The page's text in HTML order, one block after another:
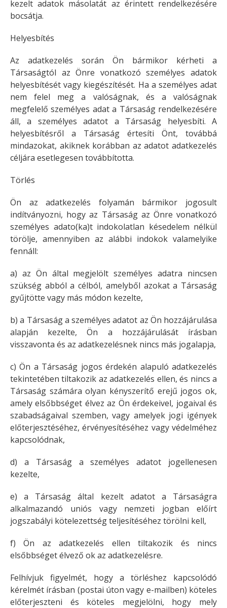
kezelt adatok másolatát az érintett rendelkezésére
bocsátja.
Helyesbítés
Az adatkezelés során Ön bármikor kérheti a
Társaságtól az Önre vonatkozó személyes adatok
helyesbítését vagy kiegészítését. Ha a személyes adat
nem felel meg a valóságnak, és a valóságnak
megfelelő személyes adat a Társaság rendelkezésére
áll, a személyes adatot a Társaság helyesbíti. A
helyesbítésről a Társaság értesíti Önt, továbbá
mindazokat, akiknek korábban az adatot adatkezelés
céljára esetlegesen továbbította.
Törlés
Ön az adatkezelés folyamán bármikor jogosult
indítványozni, hogy az Társaság az Önre vonatkozó
személyes adato(ka)t indokolatlan késedelem nélkül
törölje, amennyiben az alábbi indokok valamelyike
fennáll:
a) az Ön által megjelölt személyes adatra nincsen
szükség abból a célból, amelyből azokat a Társaság
gyűjtötte vagy más módon kezelte,
b) a Társaság a személyes adatot az Ön hozzájárulása
alapján kezelte, Ön a hozzájárulását írásban
visszavonta és az adatkezelésnek nincs más jogalapja,
c) Ön a Társaság jogos érdekén alapuló adatkezelés
tekintetében tiltakozik az adatkezelés ellen, és nincs a
Társaság számára olyan kényszerítő erejű jogos ok,
amely elsőbbséget élvez az Ön érdekeivel, jogaival és
szabadságaival szemben, vagy amelyek jogi igények
előterjesztéséhez, érvényesítéséhez vagy védelméhez
kapcsolódnak,
d) a Társaság a személyes adatot jogellenesen
kezelte,
e) a Társaság által kezelt adatot a Társaságra
alkalmazandó uniós vagy nemzeti jogban előírt
jogszabályi kötelezettség teljesítéséhez törölni kell,
f) Ön az adatkezelés ellen tiltakozik és nincs
elsőbbséget élvező ok az adatkezelésre.
Felhívjuk figyelmét, hogy a törléshez kapcsolódó
kérelmét írásban (postai úton vagy e-mailben) köteles
előterjeszteni és köteles megjelölni, hogy mely